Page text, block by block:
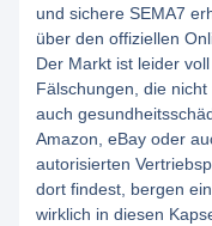
und sichere SEMA7
über den offiziellen
Der Markt ist leider
Fälschungen, die
auch
Amazon, eBay oder
autorisierten
dort findest, bergen
wirklich in diesen